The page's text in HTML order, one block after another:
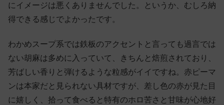
にイメージは悪くありませんでした。というか、むしろ納
得できる感じでよかったです。
わかめスープ系では鉄板のアクセントと言っても過言では
ない胡麻は多めに入っていて、きちんと焙煎されており、
芳ばしい香りと弾けるような粒感がイイですね。赤ピーマ
ンは本家だと見られない具材ですが、差し色の赤が見た目
に嬉しく、拾って食べると特有のホロ苦さと甘味が心地好